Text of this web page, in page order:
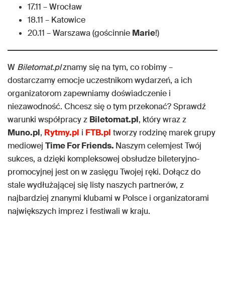
17.11 – Wrocław
18.11 – Katowice
20.11 – Warszawa (gościnnie Marie!)
W Biletomat.plznamy się na tym, co robimy –
dostarczamy emocje uczestnikom wydarzeń, a ich
organizatorom zapewniamy doświadczenie i
niezawodność. Chcesz się o tym przekonać? Sprawdź
warunki współpracy z Biletomat.pl, który wraz z
Muno.pl, Rytmy.pl i FTB.pl tworzy rodzinę marek grupy
mediowej Time For Friends. Naszym celemjest Twój
sukces, a dzięki kompleksowej obsłudze bileteryjno-
promocyjnej jest on w zasięgu Twojej ręki. Dołącz do
stale wydłużającej się listy naszych partnerów, z
najbardziej znanymi klubami w Polsce i organizatorami
największych imprez i festiwali w kraju.